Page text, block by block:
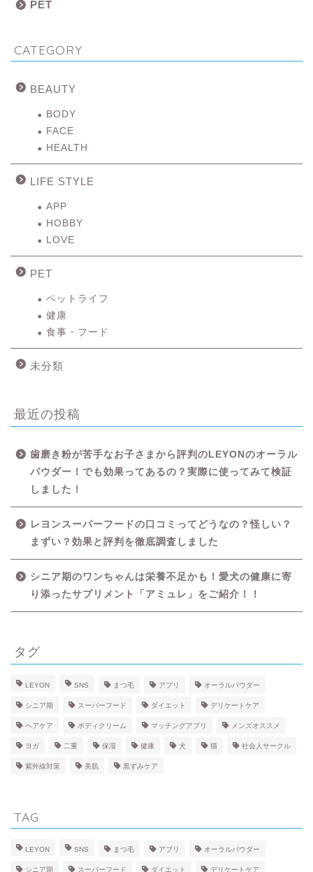
PET
CATEGORY
BEAUTY
BODY
FACE
HEALTH
LIFE STYLE
APP
HOBBY
LOVE
PET
ペットライフ
健康
食事・フード
未分類
最近の投稿
歯磨き粉が苦手なお子さまから評判のLEYONのオーラル
パウダー！でも効果ってあるの？実際に使ってみて検証
しました！
レヨンスーパーフードの口コミってどうなの？怪しい？
まずい？効果と評判を徹底調査しました
シニア期のワンちゃんは栄養不足かも！愛犬の健康に寄
り添ったサプリメント「アミュレ」をご紹介！！
タグ
LEYON SNS まつ毛 アプリ オーラルパウダー
シニア期 スーパーフード ダイエット デリケートケア
ヘアケア ボディクリーム マッチングアプリ メンズオススメ
ヨガ 二重 保湿 健康 犬 猫 社会人サークル
紫外線対策 美肌 黒ずみケア
TAG
LEYON SNS まつ毛 アプリ オーラルパウダー
シニア期 スーパーフード ダイエット デリケートケア
HOME
LIFE STYLE
HEALTH